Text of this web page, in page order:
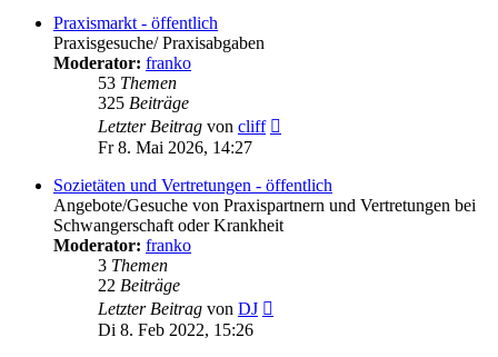
Praxismarkt - öffentlich
Praxisgesuche/ Praxisabgaben
Moderator: franko
53 Themen
325 Beiträge
Letzter Beitrag von cliff
Fr 8. Mai 2026, 14:27
Sozietäten und Vertretungen - öffentlich
Angebote/Gesuche von Praxispartnern und Vertretungen bei
Schwangerschaft oder Krankheit
Moderator: franko
3 Themen
22 Beiträge
Letzter Beitrag von DJ
Di 8. Feb 2022, 15:26